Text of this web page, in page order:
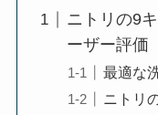
ニトリの9
ーザー評価
最適な
ニトリ